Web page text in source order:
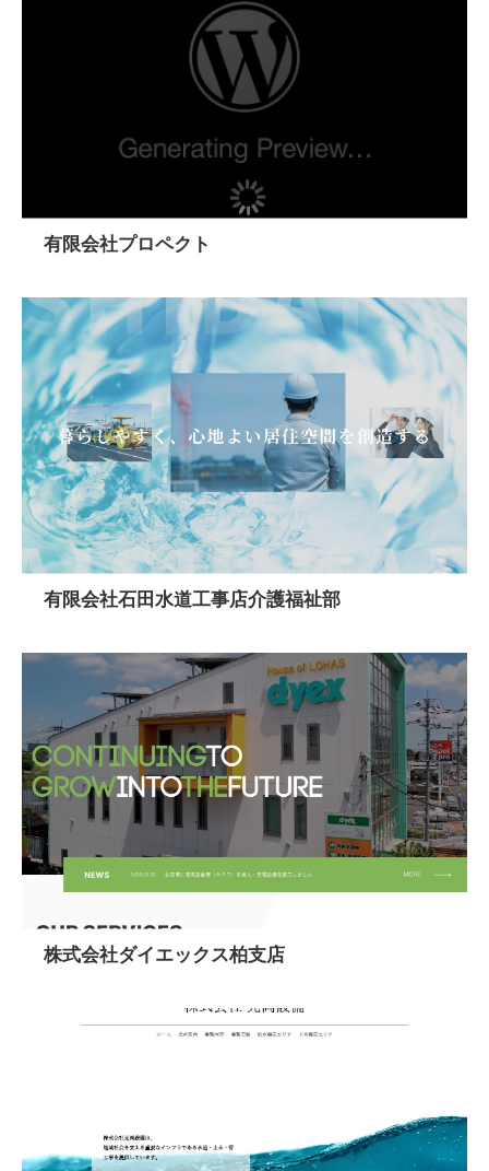
有限会社プロペクト
有限会社石田水道工事店介護福祉部
株式会社ダイエックス柏支店